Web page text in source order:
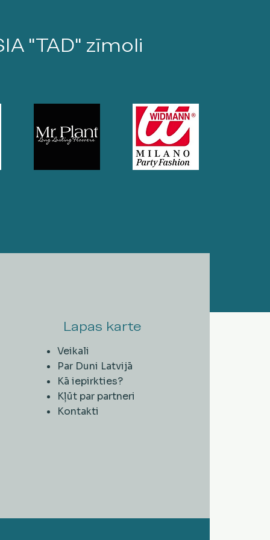
"TAD" zīmoli
Lapas karte
Veikali
Par Duni Latvijā
Kā iepirkties?
Kļūt par partneri
Kontakti